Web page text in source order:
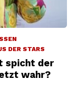
DER STARS
spicht der
wahr?